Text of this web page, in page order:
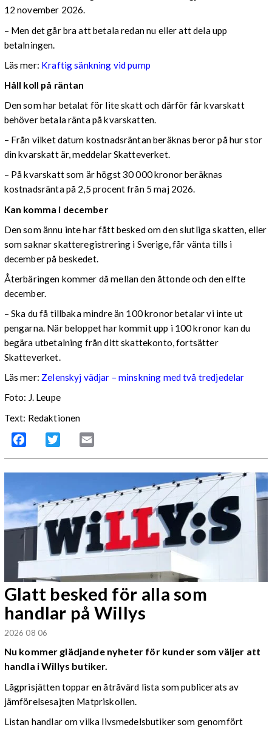
12 november 2026.
– Men det går bra att betala redan nu eller att dela upp
betalningen.
Läs mer: Kraftig sänkning vid pump
Håll koll på räntan
Den som har betalat för lite skatt och därför får kvarskatt
behöver betala ränta på kvarskatten.
– Från vilket datum kostnadsräntan beräknas beror på hur stor
din kvarskatt är, meddelar Skatteverket.
– På kvarskatt som är högst 30 000 kronor beräknas
kostnadsränta på 2,5 procent från 5 maj 2026.
Kan komma i december
Den som ännu inte har fått besked om den slutliga skatten, eller
som saknar skatteregistrering i Sverige, får vänta tills i
december på beskedet.
Återbäringen kommer då mellan den åttonde och den elfte
december.
– Ska du få tillbaka mindre än 100 kronor betalar vi inte ut
pengarna. När beloppet har kommit upp i 100 kronor kan du
begära utbetalning från ditt skattekonto, fortsätter
Skatteverket.
Läs mer: Zelenskyj vädjar – minskning med två tredjedelar
Foto: J. Leupe
Text: Redaktionen
Facebook Twitter
Glatt besked för alla som
handlar på Willys
2026 08 06
Nu kommer glädjande nyheter för kunder som väljer att
handla i Willys butiker.
Lågprisjätten toppar en åtråvärd lista som publicerats av
jämförelsesajten Matpriskollen.
Listan handlar om vilka livsmedelsbutiker som genomfört